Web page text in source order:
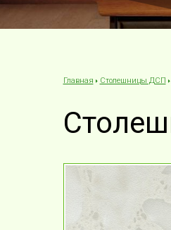
Главная Столешницы ДСП